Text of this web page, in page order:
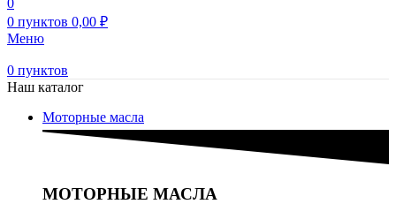
0
0 пунктов 0,00 ₽
Меню
0 пунктов
Наш каталог
Моторные масла
МОТОРНЫЕ МАСЛА